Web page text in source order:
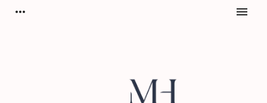
more_horiz menu